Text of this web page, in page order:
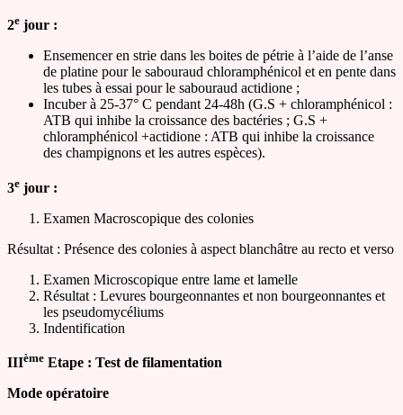
2e jour :
Ensemencer en strie dans les boites de pétrie à l’aide de l’anse
de platine pour le sabouraud chloramphénicol et en pente dans
les tubes à essai pour le sabouraud actidione ;
Incuber à 25-37° C pendant 24-48h (G.S + chloramphénicol :
ATB qui inhibe la croissance des bactéries ; G.S +
chloramphénicol +actidione : ATB qui inhibe la croissance
des champignons et les autres espèces).
3e jour :
Examen Macroscopique des colonies
Résultat : Présence des colonies à aspect blanchâtre au recto et verso
Examen Microscopique entre lame et lamelle
Résultat : Levures bourgeonnantes et non bourgeonnantes et
les pseudomycéliums
Indentification
IIIème Etape : Test de filamentation
Mode opératoire